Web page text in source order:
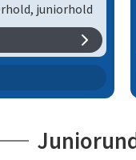
juniorhold
stævner
pony